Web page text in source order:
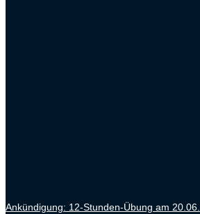
Ankündigung: 12-Stunden-Übung am 20.06.